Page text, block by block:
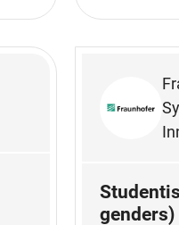
genders)